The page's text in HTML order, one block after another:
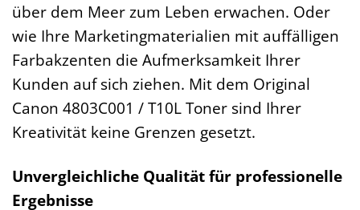
über dem Meer zum Leben erwachen. Oder
wie Ihre Marketingmaterialien mit auffälligen
Farbakzenten die Aufmerksamkeit Ihrer
Kunden auf sich ziehen. Mit dem Original
Canon 4803C001 / T10L Toner sind Ihrer
Kreativität keine Grenzen gesetzt.
Unvergleichliche Qualität für professionelle
Ergebnisse